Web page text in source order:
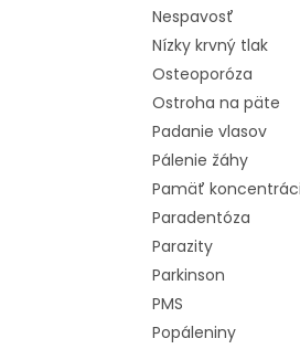
Nespavosť
Nízky krvný tlak
Osteoporóza
Ostroha na päte
Padanie vlasov
Pálenie žáhy
Pamäť
Paradentóza
Parazity
Parkinson
PMS
Popáleniny